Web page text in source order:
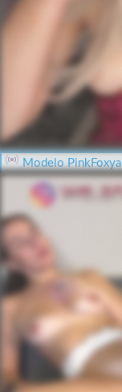
Modelo PinkFoxya